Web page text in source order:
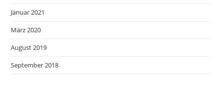
Januar 2021
März 2020
August 2019
September 2018